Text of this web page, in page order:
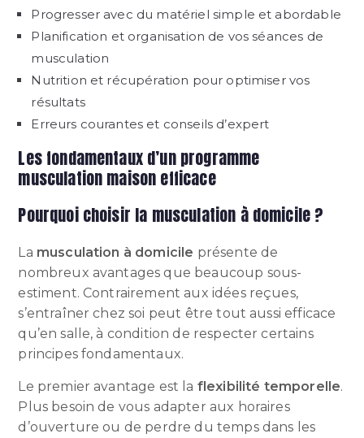
Progresser avec du matériel simple et abordable
Planification et organisation de vos séances de
musculation
Nutrition et récupération pour optimiser vos
résultats
Erreurs courantes et conseils d’expert
Les fondamentaux d’un programme
musculation maison efficace
Pourquoi choisir la musculation à domicile ?
La musculation à domicile présente de
nombreux avantages que beaucoup sous-
estiment. Contrairement aux idées reçues,
s’entraîner chez soi peut être tout aussi efficace
qu’en salle, à condition de respecter certains
principes fondamentaux.
Le premier avantage est la flexibilité temporelle.
Plus besoin de vous adapter aux horaires
d’ouverture ou de perdre du temps dans les